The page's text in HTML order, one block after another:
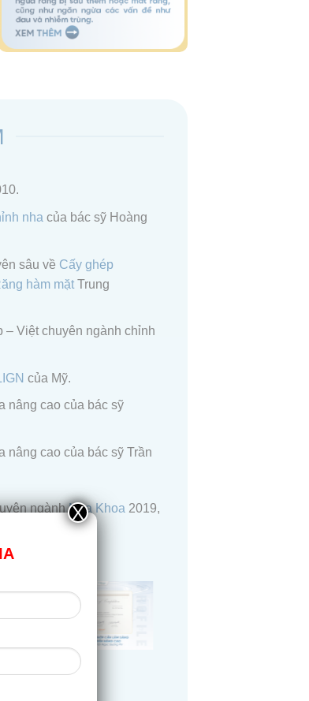
nha của bác sỹ Hoàng
sâu về Cấy ghép
hàm mặt Trung
Việt chuyên ngành chỉnh
của Mỹ.
nâng cao của bác sỹ
nâng cao của bác sỹ Trần
ngànhNha Khoa 2019,
2016, 2019.
X